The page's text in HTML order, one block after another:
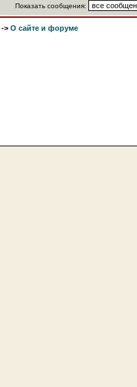
Показать сообщения:
-> О сайте и форуме